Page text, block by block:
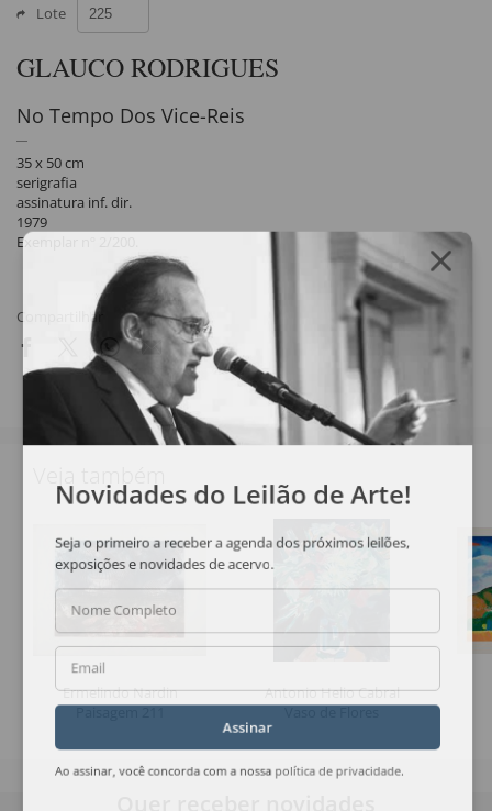
Lote
GLAUCO RODRIGUES
No Tempo Dos Vice-Reis
35 x 50 cm
serigrafia
assinatura inf. dir.
1979
Exemplar nº 2/200.
Compartilhar
Ermelindo Nardin
Paisagem 211
Antonio Helio Cabral
Vaso de Flores
Novidades do Leilão de Arte!
Seja o primeiro a receber a agenda dos próximos leilões,
exposições e novidades de acervo.
Nome Completo
Email
Assinar
Ao assinar, você concorda com a nossa política de privacidade